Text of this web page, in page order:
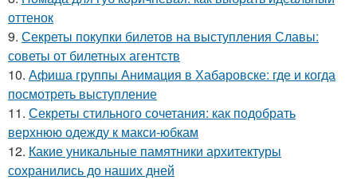
оттенок
9. Секреты покупки билетов на выступления Славы:
советы от билетных агентств
10. Афиша группы Анимация в Хабаровске: где и когда
посмотреть выступление
11. Секреты стильного сочетания: как подобрать
верхнюю одежду к макси-юбкам
12. Какие уникальные памятники архитектуры
сохранились до наших дней